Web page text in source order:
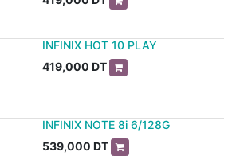
INFINIX HOT 10 PLAY
419,000 DT
INFINIX NOTE 8i 6/128G
539,000 DT